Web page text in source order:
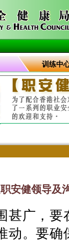
训练中
安健领导及
甚广，要
动。要确